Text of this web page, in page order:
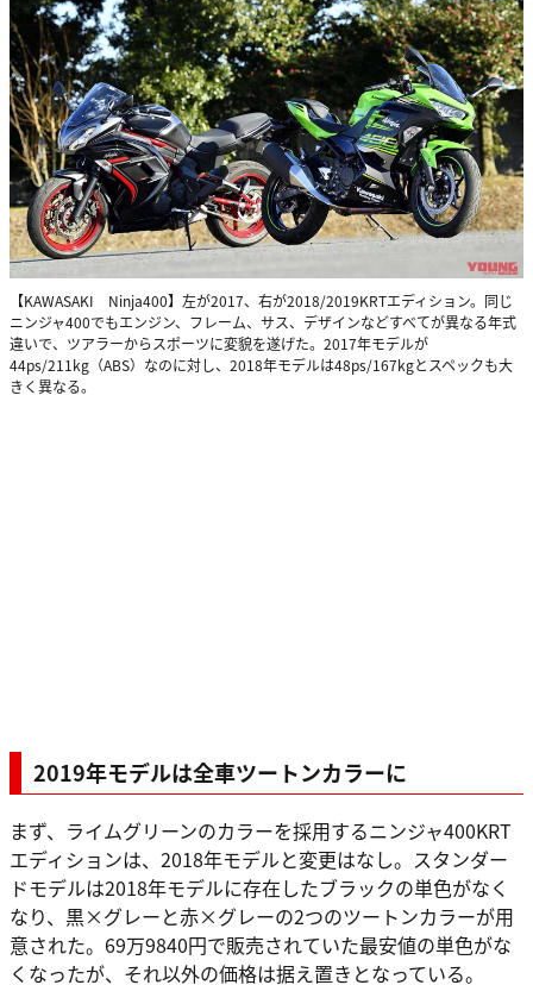
【KAWASAKI Ninja400】左が2017、右が2018/2019KRTエディション。同じ
ニンジャ400でもエンジン、フレーム、サス、デザインなどすべてが異なる年式
違いで、ツアラーからスポーツに変貌を遂げた。2017年モデルが
44ps/211kg（ABS）なのに対し、2018年モデルは48ps/167kgとスペックも大
きく異なる。
2019年モデルは全車ツートンカラーに
まず、ライムグリーンのカラーを採用するニンジャ400KRT
エディションは、2018年モデルと変更はなし。スタンダー
ドモデルは2018年モデルに存在したブラックの単色がなく
なり、黒×グレーと赤×グレーの2つのツートンカラーが用
意された。69万9840円で販売されていた最安値の単色がな
くなったが、それ以外の価格は据え置きとなっている。